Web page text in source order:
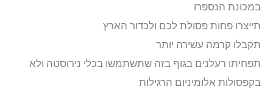
במכונת הנספרו
תייצרו פחות פסולת לכם ולכדור הארץ
תקבלו קרמה עשירה יותר
תפחיתו רעלנים בגוף בזה שתשתמשו בכלי נירוסטה ולא
בקפסולות אלומיניום הרגילות